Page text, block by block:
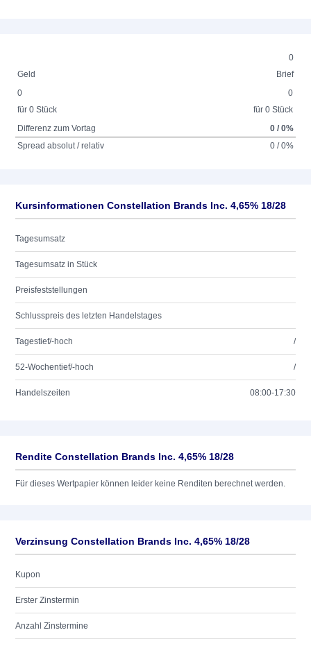
0
Geld
Brief
0
für 0 Stück
0
für 0 Stück
Differenz zum Vortag
0 / 0%
Spread absolut / relativ
0 / 0%
Kursinformationen Constellation Brands Inc. 4,65% 18/28
Tagesumsatz
Tagesumsatz in Stück
Preisfeststellungen
Schlusspreis des letzten Handelstages
Tagestief/-hoch /
52-Wochentief/-hoch /
Handelszeiten 08:00-17:30
Rendite Constellation Brands Inc. 4,65% 18/28
Für dieses Wertpapier können leider keine Renditen berechnet werden.
Verzinsung Constellation Brands Inc. 4,65% 18/28
Kupon
Erster Zinstermin
Anzahl Zinstermine